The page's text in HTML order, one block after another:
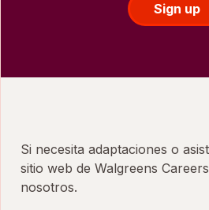
Sign up
Si necesita adaptaciones o
sitio web de Walgreens
nosotros.